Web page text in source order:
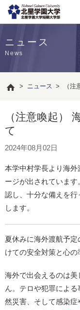
ニュース
News
> ニュース > （
（注意喚起）
て
2024年08月02日
本学中村学長より海
ージが出されていま
認し、十分な備えを
します。
夏休みに海外渡航予
けての安全対策と心の
海外で出会えるのは
ん。テロや犯罪によ
然災害、そして感染